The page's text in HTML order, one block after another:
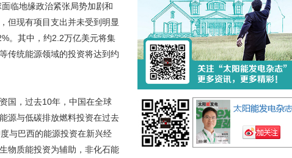
临地缘政治紧张局势加剧和
但现有项目支出并未受到明显
。其中，约2.2万亿美元将集
传统能源领域的投资将达到约
国，过去10年，中国在全球
源与低碳排放燃料投资在过去
与巴西的能源投资在新兴经
物质能投资为辅助，非化石能